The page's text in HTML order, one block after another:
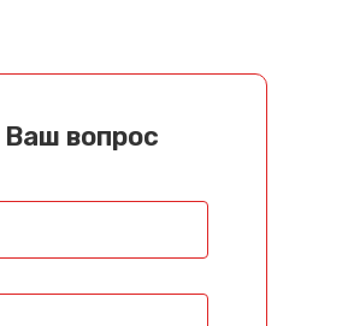
вопрос